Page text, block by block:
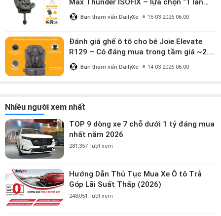
Max Thunder ISOFIX – lựa chọn “1 lần
dùng đến 12 năm” có đáng giá gần 9
triệu?
Ban tham vấn DailyXe 15-03-2026 06:00
Đánh giá ghế ô tô cho bé Joie Elevate
R129 – Có đáng mua trong tầm giá ~2.8
triệu?
Ban tham vấn DailyXe 14-03-2026 06:00
Nhiều người xem nhất
TOP 9 dòng xe 7 chỗ dưới 1 tỷ đáng mua
nhất năm 2026
281,357 lượt xem
Hướng Dẫn Thủ Tục Mua Xe Ô tô Trả
Góp Lãi Suất Thấp (2026)
248,051 lượt xem